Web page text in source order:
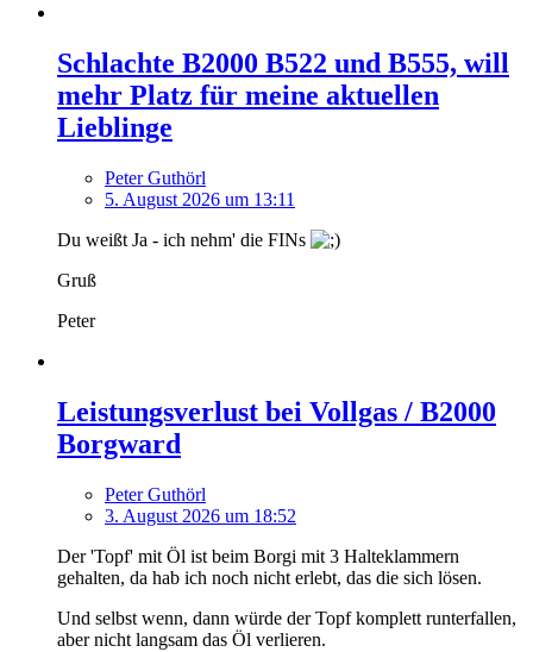
Schlachte B2000 B522 und B555, will
mehr Platz für meine aktuellen
Lieblinge
Peter Guthörl
5. August 2026 um 13:11
Du weißt Ja - ich nehm' die FINs
Gruß
Peter
Leistungsverlust bei Vollgas / B2000
Borgward
Peter Guthörl
3. August 2026 um 18:52
Der 'Topf' mit Öl ist beim Borgi mit 3 Halteklammern
gehalten, da hab ich noch nicht erlebt, das die sich lösen.
Und selbst wenn, dann würde der Topf komplett runterfallen,
aber nicht langsam das Öl verlieren.